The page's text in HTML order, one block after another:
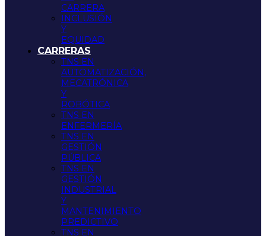
CARRERA
INCLUSIÓN
Y
EQUIDAD
CARRERAS
TNS EN
AUTOMATIZACIÓN,
MECATRÓNICA
Y
ROBÓTICA
TNS EN
ENFERMERÍA
TNS EN
GESTIÓN
PÚBLICA
TNS EN
GESTIÓN
INDUSTRIAL
Y
MANTENIMIENTO
PREDICTIVO
TNS EN